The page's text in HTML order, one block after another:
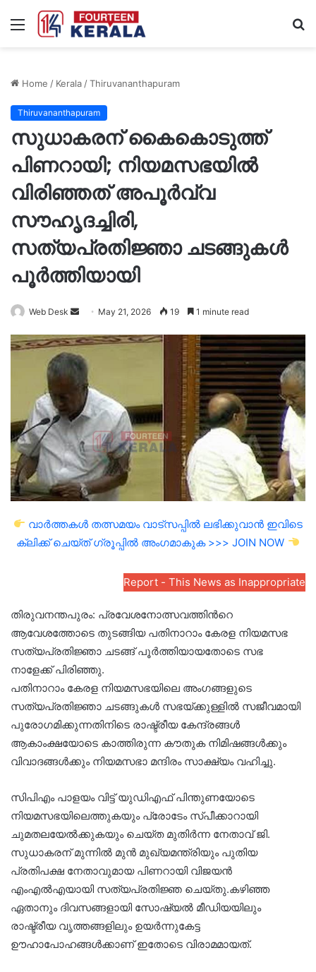
Menu
Home / Kerala/Thiruvananthapuram
Thiruvananthapuram
സുധാകരന് കൈകൊടുത്ത്
പിണറായി; നിയമസഭയിൽ
വിരിഞ്ഞത് അപൂർവ്വ
സൗഹൃദച്ചിരി,
സത്യപ്രതിജ്ഞാ ചടങ്ങുകൾ
പൂർത്തിയായി
Web Desk
Send
email
May 21, 2026 19 1 minute read
വാർത്തകൾ തത്സമയം വാട്സപ്പിൽ ലഭിക്കുവാൻ ഇവിടെ
ക്ലിക്ക് ചെയ്ത് ഗ്രൂപ്പിൽ അംഗമാകുക >>> JOIN NOW
Report - This News as Inappropriate
തിരുവനന്തപുരം: പ്രവേശനോത്സവത്തിന്‍റെ
ആവേശത്തോടെ തുടങ്ങിയ പതിനാറാം കേരള നിയമസഭ
സത്യപ്രതി‍ജ്ഞാ ചടങ്ങ് പൂര്‍ത്തിയായതോടെ സഭ
നാളേക്ക് പിരിഞ്ഞു.
പതിനാറാം കേരള നിയമസഭയിലെ അംഗങ്ങളുടെ
സത്യപ്രതിജ്ഞാ ചടങ്ങുകൾ സഭയ്ക്കുള്ളിൽ സജീവമായി
പുരോഗമിക്കുന്നതിനിടെ രാഷ്ട്രീയ കേന്ദ്രങ്ങൾ
ആകാംക്ഷയോടെ കാത്തിരുന്ന കൗതുക നിമിഷങ്ങൾക്കും
വിവാദങ്ങൾക്കും നിയമസഭാ മന്ദിരം സാക്ഷ്യം വഹിച്ചു.
സിപിഎം പാളയം വിട്ട് യുഡിഎഫ് പിന്തുണയോടെ
നിയമസഭയിലെത്തുകയും പ്രോടേം സ്പീക്കാറായി
ചുമതലയേൽക്കുകയും ചെയ്ത മുതിർന്ന നേതാവ് ജി.
സുധാകരന് മുന്നിൽ മുൻ മുഖ്യമന്ത്രിയും പുതിയ
പ്രതിപക്ഷ നേതാവുമായ പിണറായി വിജയൻ
എംഎൽഎയായി സത്യപ്രതിജ്ഞ ചെയ്തു.കഴിഞ്ഞ
ഏതാനും ദിവസങ്ങളായി സോഷ്യൽ മീഡിയയിലും
രാഷ്ട്രീയ വൃത്തങ്ങളിലും ഉയർന്നുകേട്ട
ഊഹാപോഹങ്ങൾക്കാണ് ഇതോടെ വിരാമമായത്.